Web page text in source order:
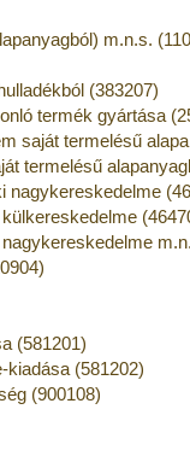
m.n.s.
(383207)
termék gyártása
saját termelésű
termelésű
nagykereskedelme
(581201)
(581202)
(900108)